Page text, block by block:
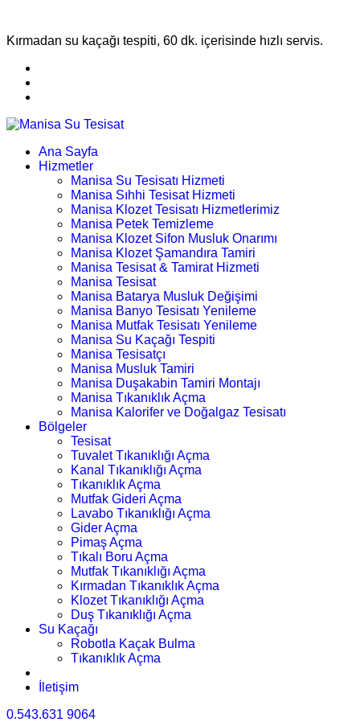
Kırmadan su kaçağı tespiti, 60 dk. içerisinde hızlı servis.
Ana Sayfa
Hizmetler
Manisa Su Tesisatı Hizmeti
Manisa Sıhhi Tesisat Hizmeti
Manisa Klozet Tesisatı Hizmetlerimiz
Manisa Petek Temizleme
Manisa Klozet Sifon Musluk Onarımı
Manisa Klozet Şamandıra Tamiri
Manisa Tesisat & Tamirat Hizmeti
Manisa Tesisat
Manisa Batarya Musluk Değişimi
Manisa Banyo Tesisatı Yenileme
Manisa Mutfak Tesisatı Yenileme
Manisa Su Kaçağı Tespiti
Manisa Tesisatçı
Manisa Musluk Tamiri
Manisa Duşakabin Tamiri Montajı
Manisa Tıkanıklık Açma
Manisa Kalorifer ve Doğalgaz Tesisatı
Bölgeler
Tesisat
Tuvalet Tıkanıklığı Açma
Kanal Tıkanıklığı Açma
Tıkanıklık Açma
Mutfak Gideri Açma
Lavabo Tıkanıklığı Açma
Gider Açma
Pimaş Açma
Tıkalı Boru Açma
Mutfak Tıkanıklığı Açma
Kırmadan Tıkanıklık Açma
Klozet Tıkanıklığı Açma
Duş Tıkanıklığı Açma
Su Kaçağı
Robotla Kaçak Bulma
Tıkanıklık Açma
İletişim
0.543.631 9064